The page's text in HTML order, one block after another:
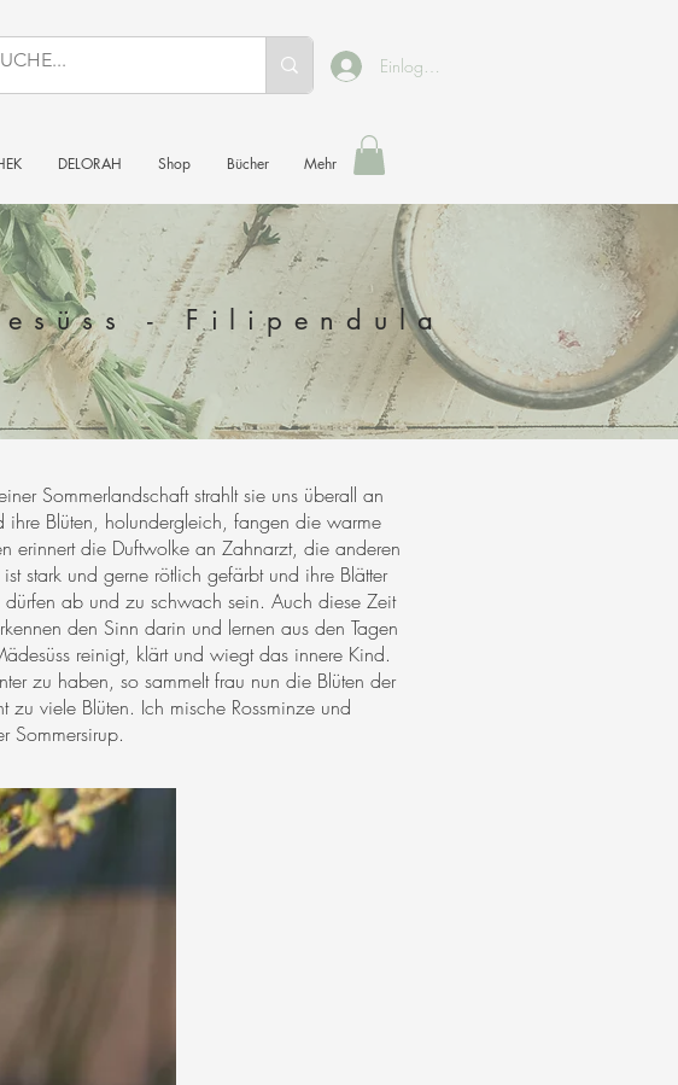
Einloggen
DELORAH Shop Bücher Mehr
Sommerlandschaft strahlt sie uns überall an
Blüten, holundergleich, fangen die warme
erinnert die Duftwolke an Zahnarzt, die anderen
stark und gerne rötlich gefärbt und ihre Blätter
ab und zu schwach sein. Auch diese Zeit
den Sinn darin und lernen aus den Tagen
reinigt, klärt und wiegt das innere Kind.
zu haben, so sammelt frau nun die Blüten der
viele Blüten. Ich mische Rossminze und
Sommersirup.
- Filipendula